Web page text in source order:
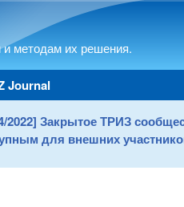
методам их решения.
Journal
2022] Закрытое ТРИЗ
для внешних